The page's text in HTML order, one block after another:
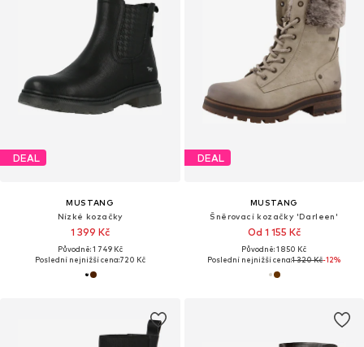
DEAL
MUSTANG
Nízké kozačky
1 399 Kč
Původně: 1 749 Kč
Poslední nejnižší cena:720 Kč
DEAL
MUSTANG
Šněrovací kozačky 'Darleen'
Od 1 155 Kč
Původně: 1 850 Kč
Poslední nejnižší cena:1 320 Kč-12%